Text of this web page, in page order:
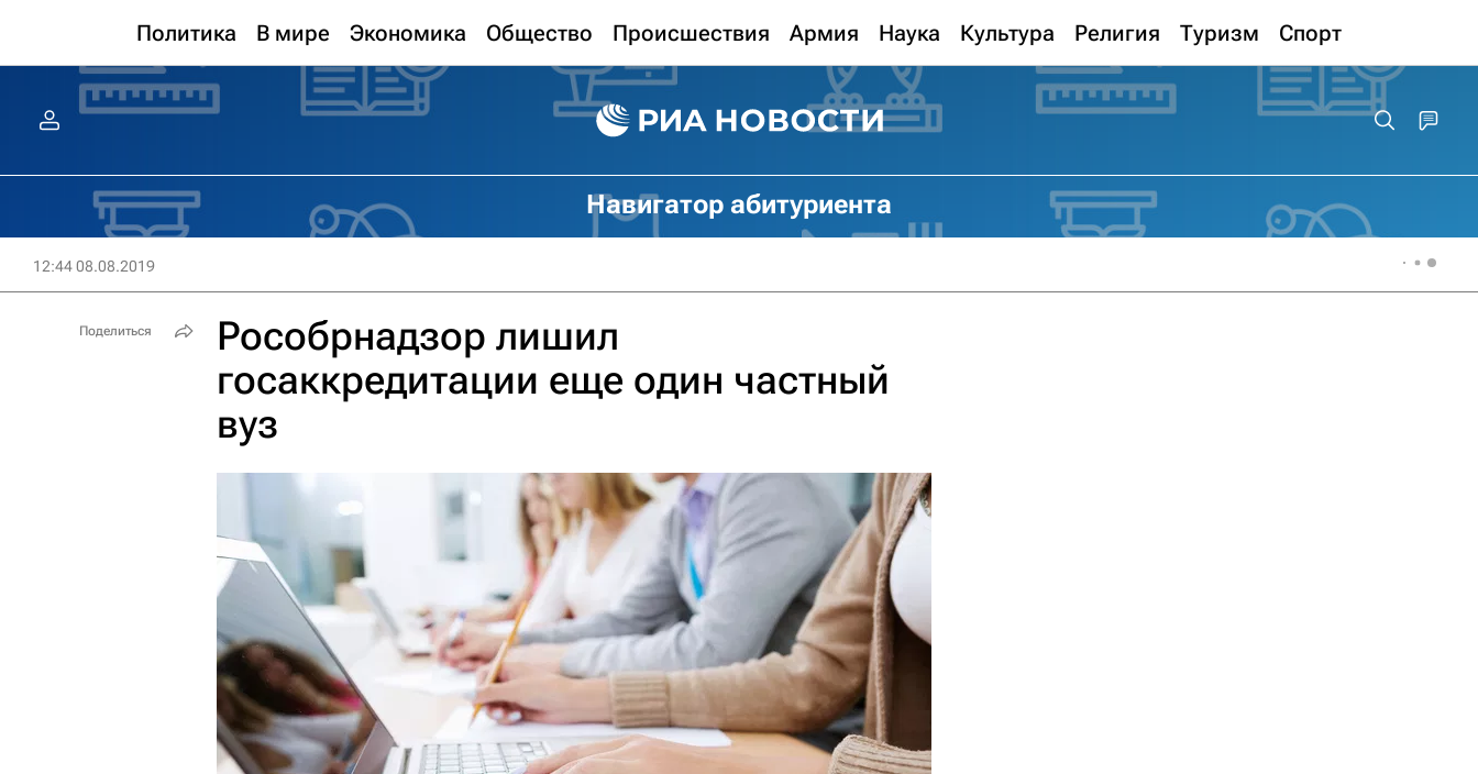
Политика В мире Экономика Общество Происшествия Армия Наука Культура Религия Туризм Спорт
Навигатор абитуриента
12:44 08.08.2019
Рособрнадзор лишил
госаккредитации еще один частный
вуз
Поделиться